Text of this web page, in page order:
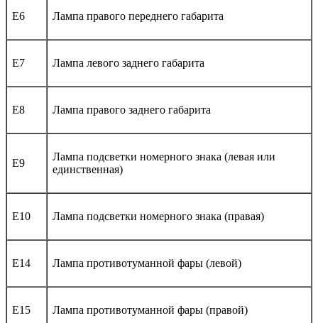
E6 Лампа правого переднего габарита
E7 Лампа левого заднего габарита
E8 Лампа правого заднего габарита
E9
Лампа подсветки номерного знака (левая или
единственная)
E10 Лампа подсветки номерного знака (правая)
E14 Лампа противотуманной фары (левой)
E15 Лампа противотуманной фары (правой)